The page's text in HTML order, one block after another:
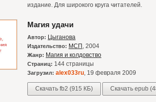
издание. Для широкого круга читателей.
Магия удачи
Автор: Цыганова
Издательство: МСП , 2004
Жанр: Магия и колдовство
Страниц: 144 страницы
Загрузил: alex033ru, 19 февраля 2009
Скачать fb2 (915 КБ) Скачать epub